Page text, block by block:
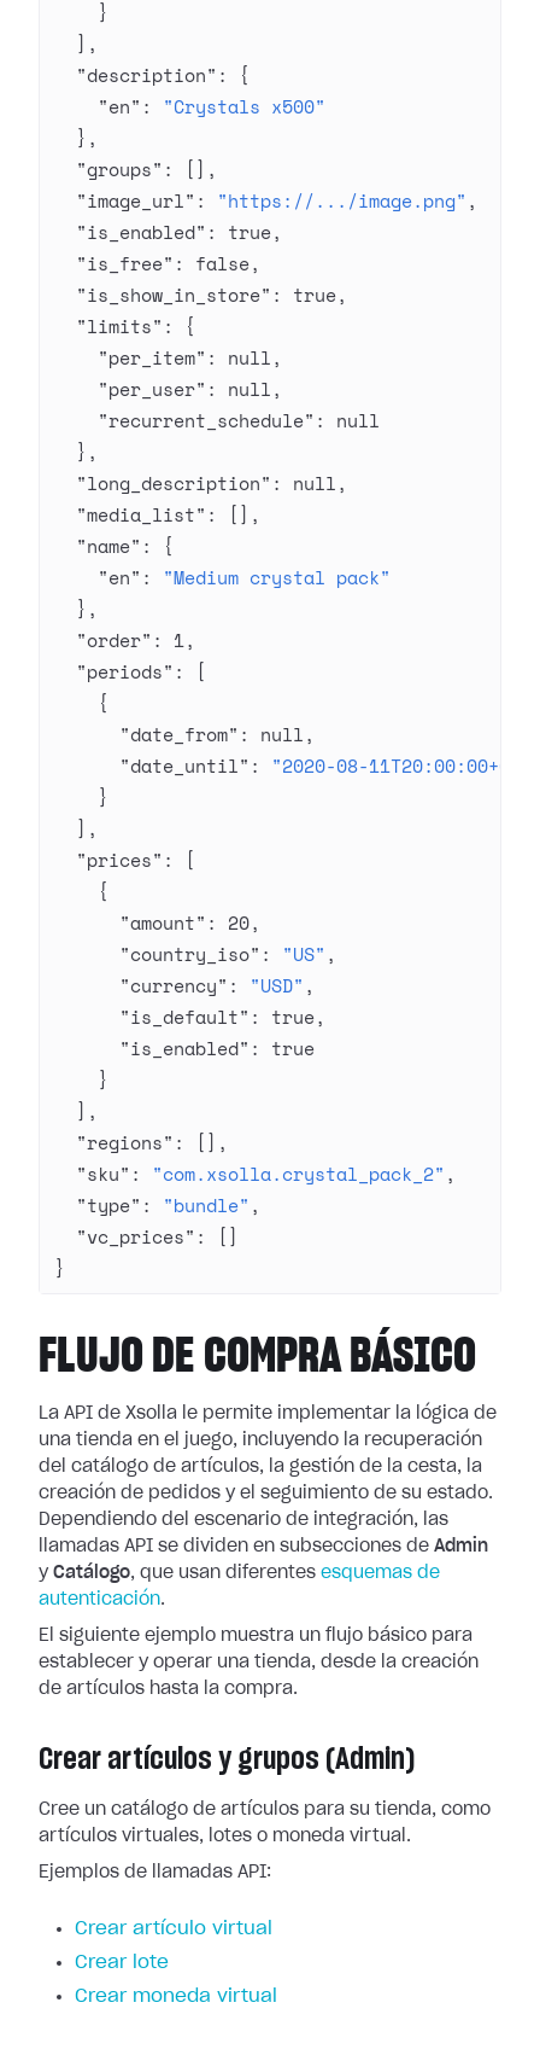
    }
  ],
  "description"
: {
    "en"
: "Crystals x500"
  },
  "groups"
: [],
  "image_url"
: "https://.../image.png" ,
  "is_enabled"
: true,
  "is_free"
: false,
  "is_show_in_store"
: true,
  "limits"
: {
    "per_item"
: null,
    "per_user"
: null,
    "recurrent_schedule"
: null
  },
  "long_description"
: null,
  "media_list"
: [],
  "name"
: {
    "en"
: "Medium crystal pack"
  },
  "order"
: 1,
  "periods"
: [
    {
      "date_from"
: null,
      "date_until"
: "2020-08-
    }
  ],
  "prices"
: [
    {
      "amount"
: 20,
      "country_iso"
: "US" ,
      "currency"
: "USD" ,
      "is_default"
: true,
      "is_enabled"
: true
    }
  ],
  "regions"
: [],
  "sku"
: "com.xsolla.crystal_pack_2" ,
  "type"
: "bundle" ,
  "vc_prices"
: []
}
FLUJO DE COMPRA BÁSICO
La API de Xsolla le permite implementar la lógica de
una tienda en el juego, incluyendo la recuperación
del catálogo de artículos, la gestión de la cesta, la
creación de pedidos y el seguimiento de su estado.
Dependiendo del escenario de integración, las
llamadas API se dividen en subsecciones de Admin
y Catálogo, que usan diferentes esquemas de
autenticación.
El siguiente ejemplo muestra un flujo básico para
establecer y operar una tienda, desde la creación
de artículos hasta la compra.
Crear artículos y grupos (Admin)
Cree un catálogo de artículos para su tienda, como
artículos virtuales, lotes o moneda virtual.
Ejemplos de llamadas API:
Crear artículo virtual
Crear lote
Crear moneda virtual